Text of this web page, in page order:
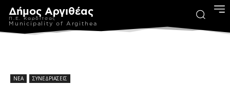
Δήμος Αργιθέας
Π.Ε. Καρδίτσας
Municipality of Argithea
ΝΕΑ ΣΥΝΕΔΡΙΑΣΕΙΣ